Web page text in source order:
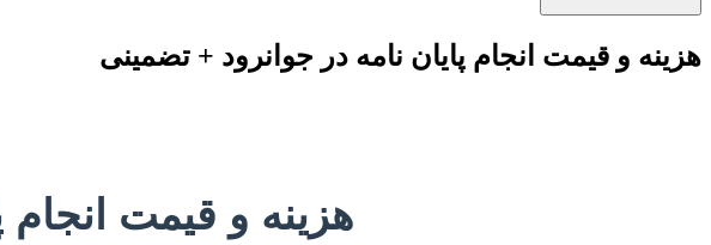
هزینه و قیمت انجام پایان نامه در جوانرود + تضمینی
هزینه و قیمت انجام